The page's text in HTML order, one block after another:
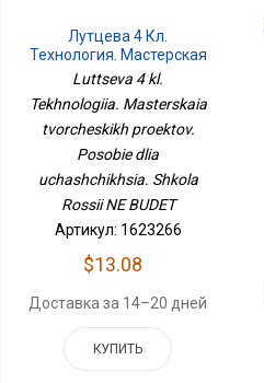
Лутцева 4 Кл.
Технология. Мастерская
Творческих Проектов.
Школа России НЕ БУДЕТ
Luttseva 4 kl.
Tekhnologiia. Masterskaia
tvorcheskikh proektov.
Posobie dlia
uchashchikhsia. Shkola
Rossii NE BUDET
Артикул: 1623266
$13.08
Доставка за 14–20 дней
КУПИТЬ